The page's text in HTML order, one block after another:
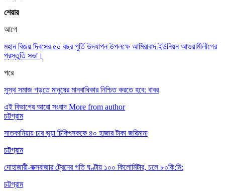
শেয়ার
আগে
মহান বিজয় দিবসের ৫০ বছর পুর্তি উদযাপন উপলক্ষে আমিরাবাদ ইউনিয়ন আওয়ামীলীগের
প্রস্তুতি সভা।
পরে
সুস্থ সমাজ গড়তে মানুষের মানবাধিকার নিশ্চিত করতে হবে: বাবর
এই বিভাগের আরো সংবাদ More from author
চট্টগ্রাম
সাতকানিয়ায় চার ভুয়া চিকিৎসককে ৪০ হাজার টাকা জরিমানা
চট্টগ্রাম
দোহাজারী-কক্সবাজার ট্রেনের গতি ঘণ্টায় ১০০ কিলোমিটার, চলে ৮০কি:মি:
চট্টগ্রাম